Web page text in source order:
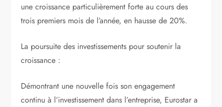
une croissance particulièrement forte au cours des
trois premiers mois de l’année, en hausse de 20%.
La poursuite des investissements pour soutenir la
croissance :
Démontrant une nouvelle fois son engagement
continu à l’investissement dans l’entreprise, Eurostar a